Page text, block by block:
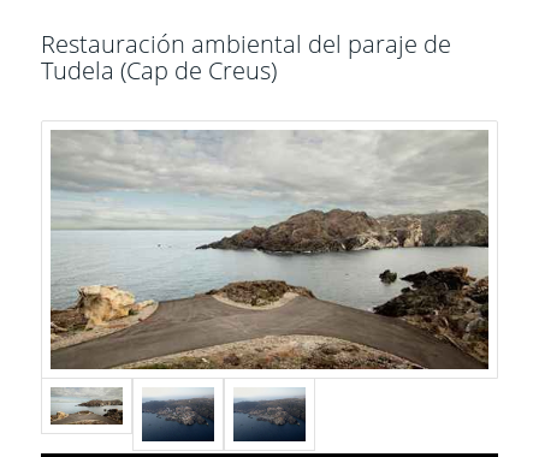
Restauración ambiental del paraje de
Tudela (Cap de Creus)